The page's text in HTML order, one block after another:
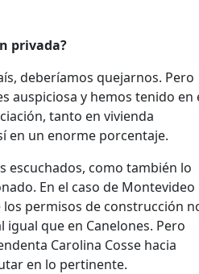
privada?
deberíamos quejarnos. Pero
auspiciosa y hemos tenido en
tanto en vivienda
en un enorme porcentaje.
escuchados, como también lo
En el caso de Montevideo
permisos de construcción
que en Canelones. Pero
Carolina Cosse hacia
en lo pertinente.